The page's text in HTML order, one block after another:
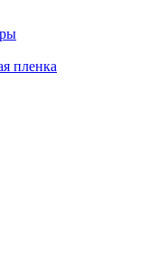
пленка